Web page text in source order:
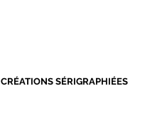
CRÉATIONS SÉRIGRAPHIÉES